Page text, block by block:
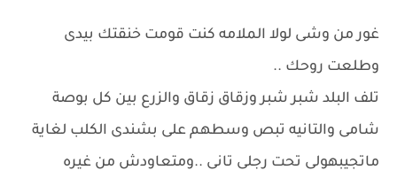
غور من وشى لولا الملامه كنت قومت خنقتك بيدى
وطلعت روحك ..
تلف البلد شبر شبر وزقاق زقاق والزرع بين كل بوصة
شامى والتانيه تبص وسطهم على بشندى الكلب لغاية
ماتجيبهولى تحت رجلى تانى ..ومتعاودش من غيره